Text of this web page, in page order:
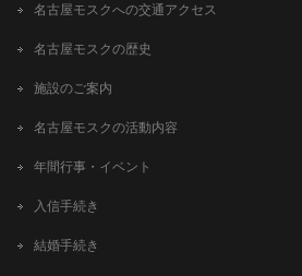
名古屋モスクへの交通アクセス
名古屋モスクの歴史
施設のご案内
名古屋モスクの活動内容
年間行事・イベント
入信手続き
結婚手続き